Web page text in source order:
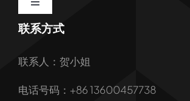
Toggle
Navigation
首页
联系方式
联系人：贺小姐
电话号码：+86 13600457738